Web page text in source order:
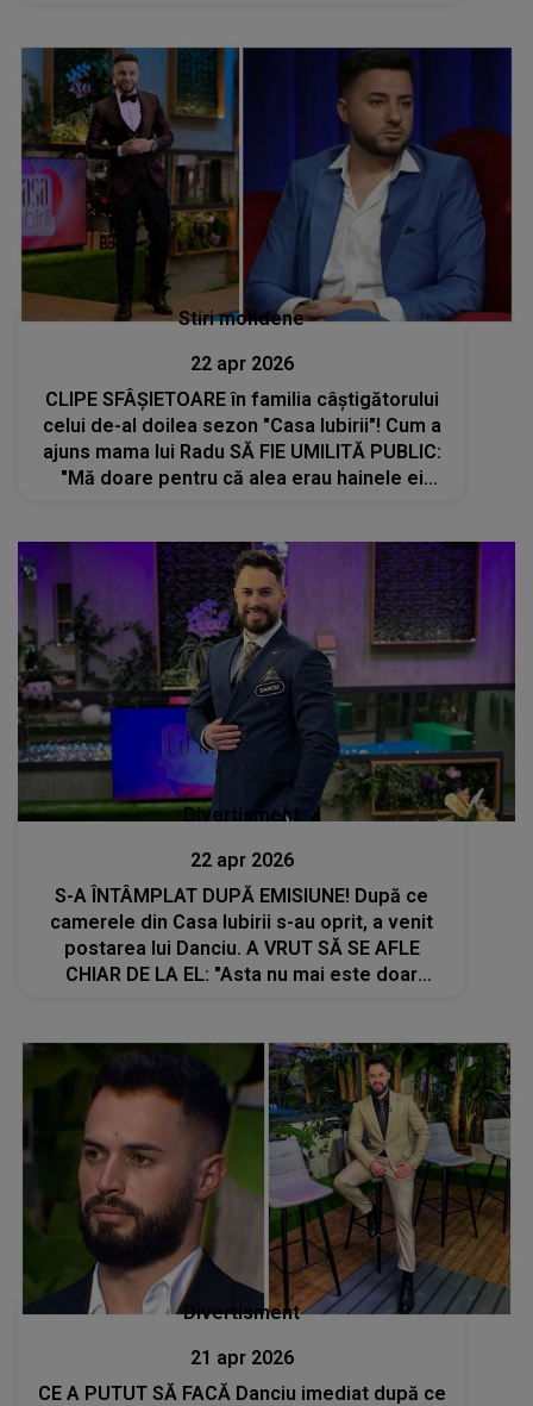
Stiri mondene
22 apr 2026
CLIPE SFÂȘIETOARE în familia câștigătorului
celui de-al doilea sezon "Casa Iubirii"! Cum a
ajuns mama lui Radu SĂ FIE UMILITĂ PUBLIC:
"Mă doare pentru că alea erau hainele ei
Divertisment
22 apr 2026
S-A ÎNTÂMPLAT DUPĂ EMISIUNE! După ce
camerele din Casa Iubirii s-au oprit, a venit
postarea lui Danciu. A VRUT SĂ SE AFLE
CHIAR DE LA EL: "Asta nu mai este doar
Divertisment
21 apr 2026
CE A PUTUT SĂ FACĂ Danciu imediat după ce